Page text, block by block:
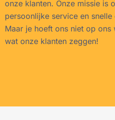
onze klanten. Onze missie is
persoonlijke service en
Maar je hoeft ons niet op
wat onze klanten zeggen!